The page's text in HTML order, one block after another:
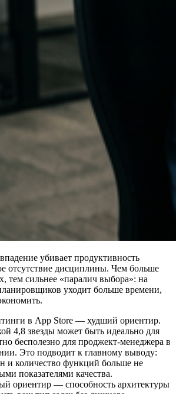
убивает продуктивность
отсутствие дисциплины. Чем больше
тем сильнее «паралич выбора»: на
уходит больше времени,
в App Store — худший ориентир.
4,8 звезды может быть идеально для
бесполезно для проджект-менеджера в
Это подводит к главному выводу:
и количество функций больше не
показателями качества.
ориентир — способность архитектуры